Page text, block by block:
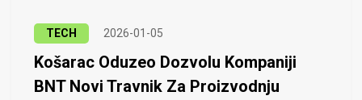
TECH 2026-01-05
Košarac Oduzeo Dozvolu Kompaniji
BNT Novi Travnik Za Proizvodnju